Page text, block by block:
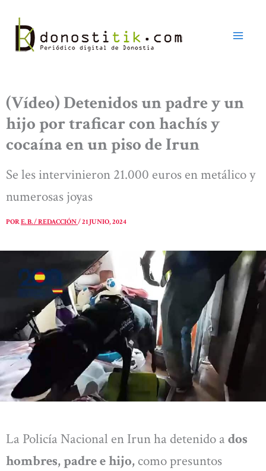
contenido
(Vídeo) Detenidos un padre y un
hijo por traficar con hachís y
cocaína en un piso de Irun
Se les intervinieron 21.000 euros en metálico y
numerosas joyas
PORE. B. / REDACCIÓN/21 JUNIO, 2024
La Policía Nacional en Irun ha detenido a dos
hombres, padre e hijo, como presuntos